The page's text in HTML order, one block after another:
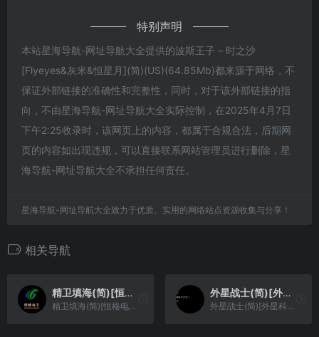
特别声明
本站星海导航-网址导航大全提供的波斯王子 – 时之沙
[Flyeyes&灰米&恒星月](简)(US)(64.85Mb)都来源于网络，不
保证外部链接的准确性和完整性，同时，对于该外部链接的指
向，不由星海导航-网址导航大全实际控制，在2025年4月7日
下午2:25收录时，该网页上的内容，都属于合规合法，后期网
页的内容如出现违规，可以直接联系网站管理员进行删除，星
海导航-网址导航大全不承担任何责任。
星海导航-网址导航大全致力于优质、实用的网络站点资源收集与分享！
相关导航
精卫填海(简)[恒格电子](CN)[AVG](8Mb)
精卫填海(简)[恒格电子](CN)[AVG](8Mb)
外星战士(简)[外星科技+147201688](CN)[RPG](4Mb)
外星战士(简)[外星科技+147201688](CN)[RPG](4Mb)